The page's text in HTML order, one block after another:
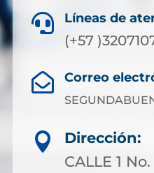
 Líneas de
(+57
 Correo

Dirección:
CALLE 1